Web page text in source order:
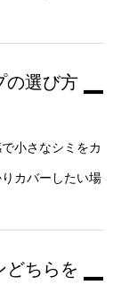
の選び方
小さなシミをカ
カバーしたい場
どちらを